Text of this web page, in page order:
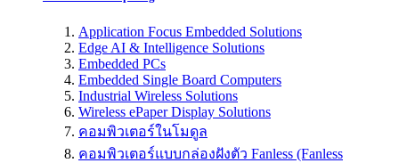
Application Focus Embedded Solutions
Edge AI & Intelligence Solutions
Embedded PCs
Embedded Single Board Computers
Industrial Wireless Solutions
Wireless ePaper Display Solutions
คอมพิวเตอร์ในโมดูล
คอมพิวเตอร์แบบกล่องฝังตัว Fanless (Fanless